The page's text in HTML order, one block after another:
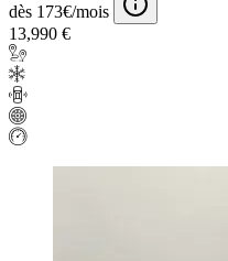
dès 173€/mois
13,990 €